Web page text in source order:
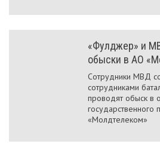
«Фулджер» и
обыски в АО
Сотрудники МВД
сотрудниками
проводят обыск в
государственного
«Молдтелеком»